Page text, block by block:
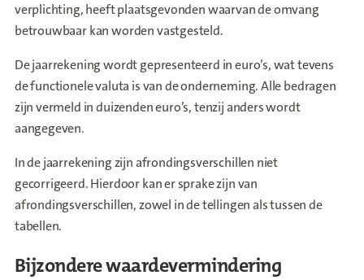
verplichting, heeft plaatsgevonden waarvan de omvang
betrouwbaar kan worden vastgesteld.
De jaarrekening wordt gepresenteerd in euro’s, wat tevens
de functionele valuta is van de onderneming. Alle bedragen
zijn vermeld in duizenden euro’s, tenzij anders wordt
aangegeven.
In de jaarrekening zijn afrondingsverschillen niet
gecorrigeerd. Hierdoor kan er sprake zijn van
afrondingsverschillen, zowel in de tellingen als tussen de
tabellen.
Bijzondere waardevermindering